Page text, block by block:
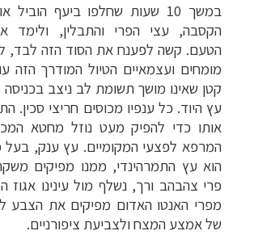
במשך 10 שעות שחלפו ביעף
הקסבה, עצי הפרי והתבלין, ולימד
הטעם. קשה לפענח את הסוד הזה לבד,
מומחים ועצמאיים הטיול המודרך הזה
קטן שאינו מושך תשומת לב ניצב
עץ היוד. כל ענפיו מכוסים חריצי סכין.
אותו כדי להפיק מעט נוזל מחטא
המרפא לפצעי המקומיים. עץ ענק, בעל
הוא עץ התמרהינדי, ממנו מפיקים
פרי צהבהב ורך, נשלף מול עינינו
מפרי האנטו האדום מפיקים את הצבע
של אמצע המצח ולצביעת ציפורניים.